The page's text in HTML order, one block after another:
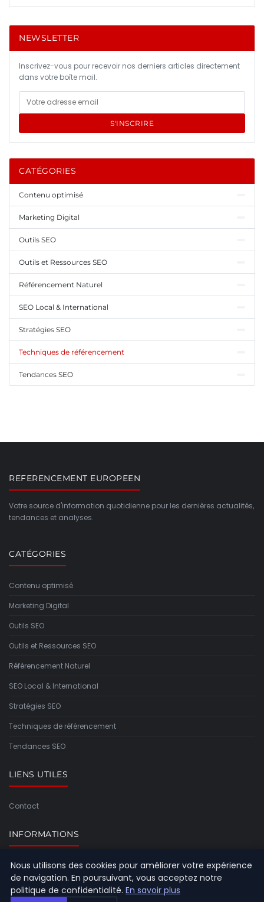
NEWSLETTER
Inscrivez-vous pour recevoir nos derniers articles directement
dans votre boîte mail.
S'INSCRIRE
CATÉGORIES
Contenu optimisé
Marketing Digital
Outils SEO
Outils et Ressources SEO
Référencement Naturel
SEO Local & International
Stratégies SEO
Techniques de référencement
Tendances SEO
REFERENCEMENT EUROPEEN
Votre source d'information quotidienne pour les dernières actualités,
tendances et analyses.
CATÉGORIES
Contenu optimisé
Marketing Digital
Outils SEO
Outils et Ressources SEO
Référencement Naturel
SEO Local & International
Stratégies SEO
Techniques de référencement
Tendances SEO
LIENS UTILES
Contact
INFORMATIONS
Plan du site
Nous utilisons des cookies pour améliorer votre expérience
de navigation. En poursuivant, vous acceptez notre
politique de confidentialité. En savoir plus